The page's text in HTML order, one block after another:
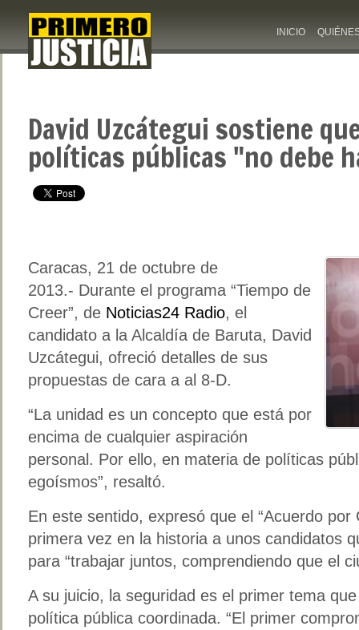
INICIO
David Uzcátegui sostiene
políticas públicas "no debe
Caracas, 21 de octubre de
2013.- Durante el programa “Tiempo de
Creer”, de Noticias24 Radio, el
candidato a la Alcaldía de Baruta, David
Uzcátegui, ofreció detalles de sus
propuestas de cara a al 8-D.
“La unidad es un concepto que está por
encima de cualquier aspiración
personal. Por ello, en materia de políticas
egoísmos”, resaltó.
En este sentido, expresó que el “Acuerdo por
primera vez en la historia a unos candidatos
para “trabajar juntos, comprendiendo que el
A su juicio, la seguridad es el primer tema
política pública coordinada. “El primer